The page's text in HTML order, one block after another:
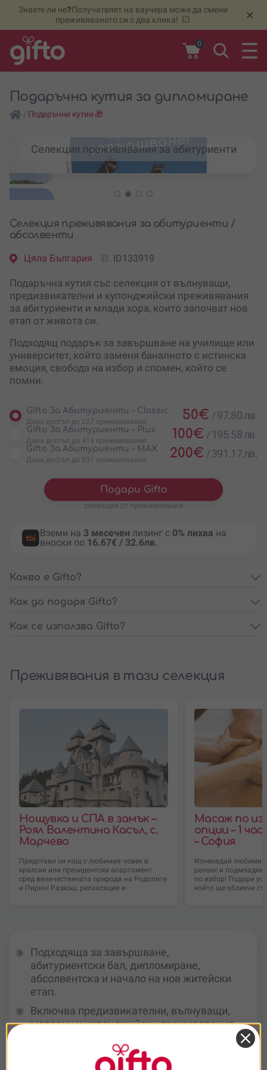
Знаете ли че❓Получателят на ваучера може да смени
преживяването си с два клика! 💥
×
0
Подаръчна кутия за дипломиране
/ Подаръчни кутии 🎁
Селекция преживявания за абитуриенти
Селекция преживявания за абитуриенти /
абсолвенти
Цяла България ID133919
Подаръчна кутия със селекция от вълнуващи,
предизвикателни и купонджийски преживявания
за абитуриенти и млади хора, които започват нов
етап от живота си.
Подходящ подарък за завършване на училище или
университет, който заменя баналното с истинска
емоция, свобода на избор и спомен, който се
помни.
Gifto За Абитуриенти – Classic
Дава достъп до 227 преживявания 50€ /97.80 лв.
Gifto За Абитуриенти – Plus
Дава достъп до 419 преживявания 100€ /195.58 лв.
Gifto За Абитуриенти – MAX
Дава достъп до 531 преживявания 200€ /391.17 лв.
Подари Gifto
селекция от преживявания
Вземи на 3 месечен лизинг с 0% лихва на
вноски по 16.67€ / 32.6лв.
Какво е Gifto?
Как да подаря Gifto?
Как се използва Gifto?
Преживявания в тази селекция
Нощувка и СПА в замък –
Роял Валентина Касъл, с.
Марчево
Представи си нощ с любимия човек в
кралски или президентски апартамент
сред величествената природа на Родопите
и Пирин! Разкош, релаксация и
Масаж по
опции – 1
– София
Изненадай любимия
релакс и
по избор! Подари
който ще облекчи
Подходяща за завършване,
абитуриентски бал, дипломиране,
абсолвентска и начало на нов житейски
етап.
Включва предизвикателни, вълнуващи,
модерни и купонджийски преживявания,
Вместо пореден предмет – реална